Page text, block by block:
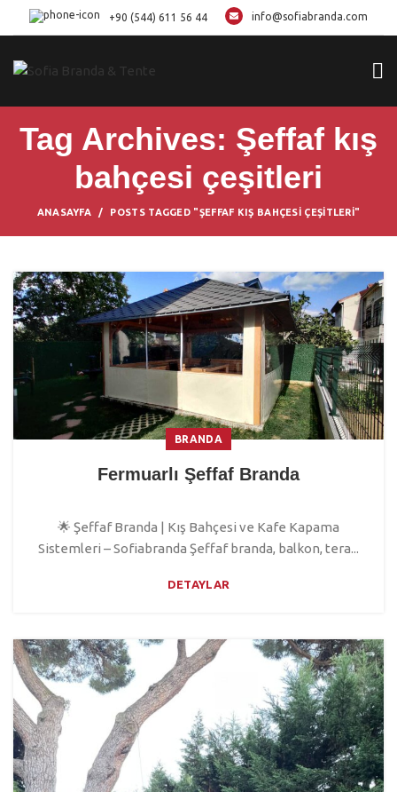
+90 (544) 611 56 44 info@sofiabranda.com
Tag Archives: Şeffaf kış
bahçesi çeşitleri
ANASAYFA POSTS TAGGED "ŞEFFAF KIŞ BAHÇESI ÇEŞITLERI"
BRANDA
Fermuarlı Şeffaf Branda
🌟 Şeffaf Branda | Kış Bahçesi ve Kafe Kapama
Sistemleri – Sofiabranda Şeffaf branda, balkon, tera...
DETAYLAR